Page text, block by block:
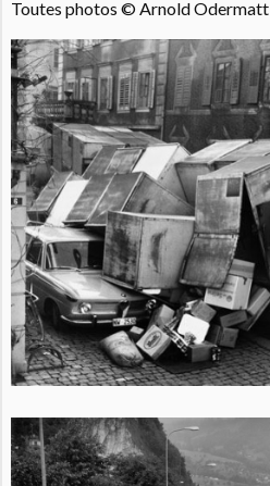
Toutes photos © Arnold Odermatt